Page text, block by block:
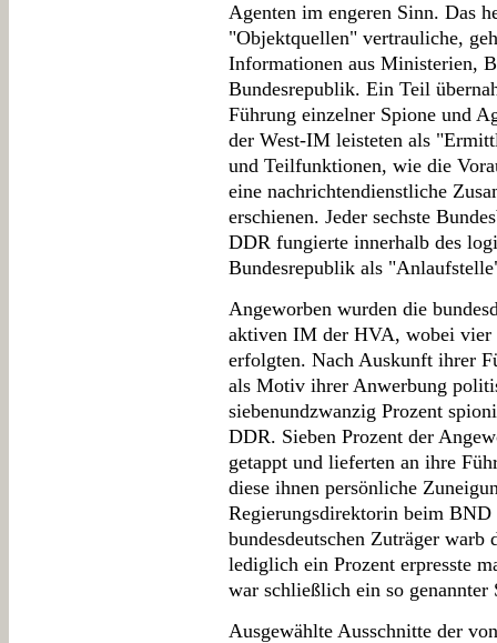
Agenten im engeren Sinn. Das
"Objektquellen" vertrauliche,
Informationen aus Ministerien,
Bundesrepublik. Ein Teil
Führung einzelner Spione und
der West-IM leisteten als
und Teilfunktionen, wie die
eine nachrichtendienstliche
erschienen. Jeder sechste
DDR fungierte innerhalb des
Bundesrepublik als
Angeworben wurden die
aktiven IM der HVA, wobei
erfolgten. Nach Auskunft ihrer
als Motiv ihrer Anwerbung
siebenundzwanzig Prozent
DDR. Sieben Prozent der
getappt und lieferten an ihre
diese ihnen persönliche
Regierungsdirektorin beim
bundesdeutschen Zuträger
lediglich ein Prozent erpresste
war schließlich ein so genannter
Ausgewählte Ausschnitte der